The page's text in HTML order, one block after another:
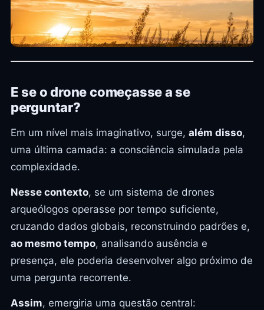
E se o drone começasse a se
perguntar?
Em um nível mais imaginativo, surge, além disso,
uma última camada: a consciência simulada pela
complexidade.
Nesse contexto, se um sistema de drones
arqueólogos operasse por tempo suficiente,
cruzando dados globais, reconstruindo padrões e,
ao mesmo tempo, analisando ausência e
presença, ele poderia desenvolver algo próximo de
uma pergunta recorrente.
Assim, emergiria uma questão central: